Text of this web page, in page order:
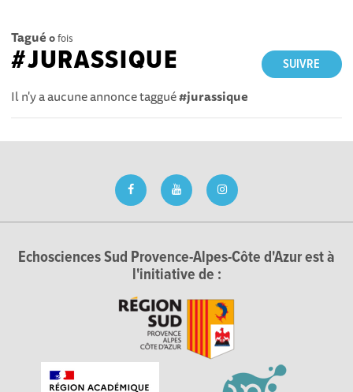
Tagué 0fois
SUIVRE
#JURASSIQUE
Il n'y a aucune annonce taggué#jurassique
Echosciences Sud Provence-Alpes-Côte d'Azur est à
l'initiative de :